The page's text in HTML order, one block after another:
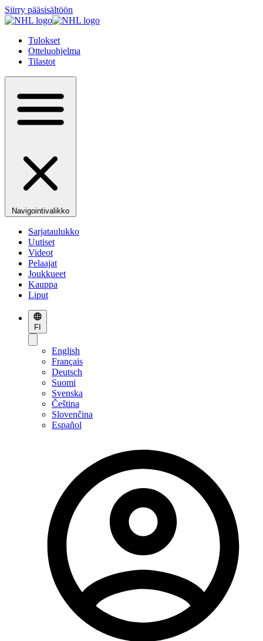
Siirry pääsisältöön
Tulokset
Otteluohjelma
Tilastot
Navigointivalikko
Sarjataulukko
Uutiset
Videot
Pelaajat
Joukkueet
Kauppa
Liput
FI
English
Français
Deutsch
Suomi
Svenska
Čeština
Slovenčina
Español